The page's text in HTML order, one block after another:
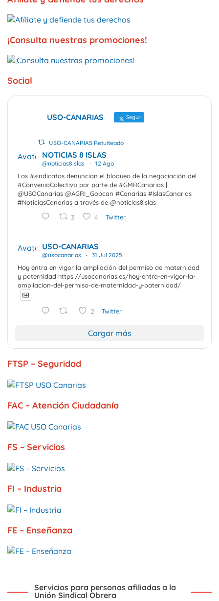
¡Consulta nuestras promociones!
Social
USO-CANARIAS Seguir
USO-CANARIAS Retuiteado
Avatar NOTICIAS 8 ISLAS
@noticias8islas · 12 Ago
Los #sindicatos denuncian el bloqueo de la negociación del
#ConvenioColectivo por parte de #GMRCanarias |
@USOCanarias @AGRI_Gobcan #Canarias #IslasCanarias
#NoticiasCanarias a través de @noticias8islas
3 4 Twitter
Avatar USO-CANARIAS
@usocanarias · 31 Jul 2025
Hoy entra en vigor la ampliación del permiso de maternidad
y paternidad https://usocanarias.es/hoy-entra-en-vigor-la-
ampliacion-del-permiso-de-maternidad-y-paternidad/
2 Twitter
Cargar más
FTSP – Seguridad
FAC – Atención Ciudadanía
FS – Servicios
FI – Industria
FE – Enseñanza
Servicios para personas afiliadas a la
Unión Sindical Obrera